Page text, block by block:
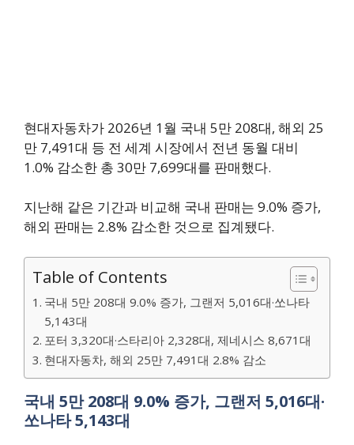
현대자동차가 2026년 1월 국내 5만 208대, 해외 25
만 7,491대 등 전 세계 시장에서 전년 동월 대비
1.0% 감소한 총 30만 7,699대를 판매했다.
지난해 같은 기간과 비교해 국내 판매는 9.0% 증가,
해외 판매는 2.8% 감소한 것으로 집계됐다.
Table of Contents
국내 5만 208대 9.0% 증가, 그랜저 5,016대·쏘나타
5,143대
포터 3,320대·스타리아 2,328대, 제네시스 8,671대
현대자동차, 해외 25만 7,491대 2.8% 감소
국내 5만 208대 9.0% 증가, 그랜저 5,016대·
쏘나타 5,143대